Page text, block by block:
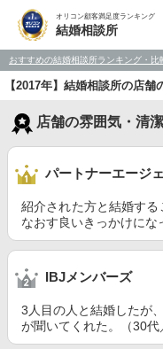
オリコン顧客満足度ランキング
結婚相談所
おすすめの結婚相談所ランキング・比
【2017年】結婚相談所の店
店舗の雰囲気・清
パートナーエージ
紹介された方と結婚す
なおす良いきっかけにな
IBJメンバーズ
3人目の人と結婚したが
が聞いてくれた。（30代